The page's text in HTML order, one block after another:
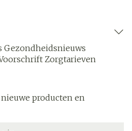
Gezondheidsnieuws
Zorgtarieven
producten en